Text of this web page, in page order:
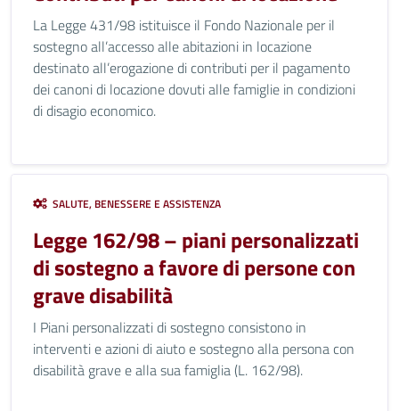
La Legge 431/98 istituisce il Fondo Nazionale per il
sostegno all’accesso alle abitazioni in locazione
destinato all’erogazione di contributi per il pagamento
dei canoni di locazione dovuti alle famiglie in condizioni
di disagio economico.
SALUTE, BENESSERE E ASSISTENZA
Legge 162/98 – piani personalizzati
di sostegno a favore di persone con
grave disabilità
I Piani personalizzati di sostegno consistono in
interventi e azioni di aiuto e sostegno alla persona con
disabilità grave e alla sua famiglia (L. 162/98).